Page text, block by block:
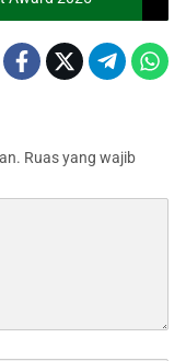
Ruas yang wajib